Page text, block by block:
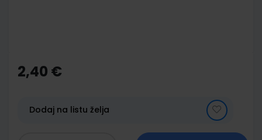
the
beginning
gallery
2,40 €
Dodaj na listu želja